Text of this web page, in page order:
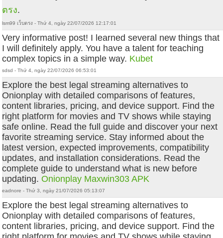
ตรง.
lsm99 เว็บตรง - Thứ 4, ngày 22/07/2026 12:17:01
Very informative post! I learned several new things that
I will definitely apply. You have a talent for teaching
complex topics in a simple way. Kubet
sdsd - Thứ 4, ngày 22/07/2026 06:53:01
Explore the best legal streaming alternatives to
Onionplay with detailed comparisons of features,
content libraries, pricing, and device support. Find the
right platform for movies and TV shows while staying
safe online. Read the full guide and discover your next
favorite streaming service. Stay informed about the
latest version, expected improvements, compatibility
updates, and installation considerations. Read the
complete guide to understand what is new before
updating.Onionplay Maxwin303 APK
eadnore - Thứ 3, ngày 21/07/2026 05:13:07
Explore the best legal streaming alternatives to
Onionplay with detailed comparisons of features,
content libraries, pricing, and device support. Find the